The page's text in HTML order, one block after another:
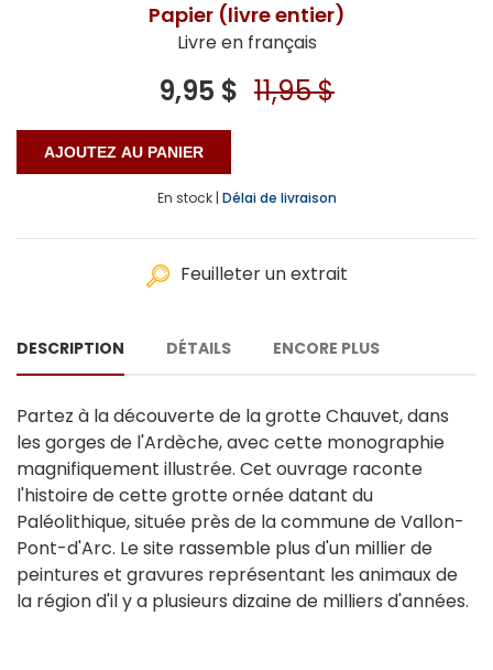
Papier (livre entier)
Livre en français
9,95 $ 11,95 $
En stock | Délai de livraison
Feuilleter un extrait
DESCRIPTION DÉTAILS ENCORE PLUS
Partez à la découverte de la grotte Chauvet, dans
les gorges de l'Ardèche, avec cette monographie
magnifiquement illustrée. Cet ouvrage raconte
l'histoire de cette grotte ornée datant du
Paléolithique, située près de la commune de Vallon-
Pont-d'Arc. Le site rassemble plus d'un millier de
peintures et gravures représentant les animaux de
la région d'il y a plusieurs dizaine de milliers d'années.